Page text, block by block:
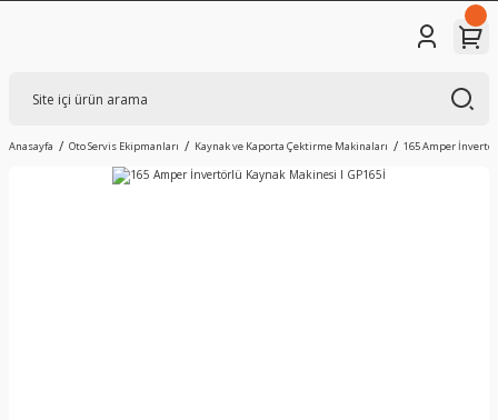
Anasayfa Oto Servis Ekipmanları Kaynak ve Kaporta Çektirme Makinaları 165 Amper